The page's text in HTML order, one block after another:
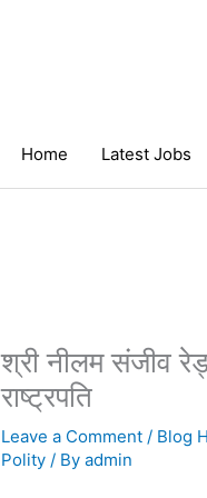
Home Latest Jobs
श्री नीलम संजीव
राष्ट्रपति
Leave a Comment / Blog
Polity / Byadmin